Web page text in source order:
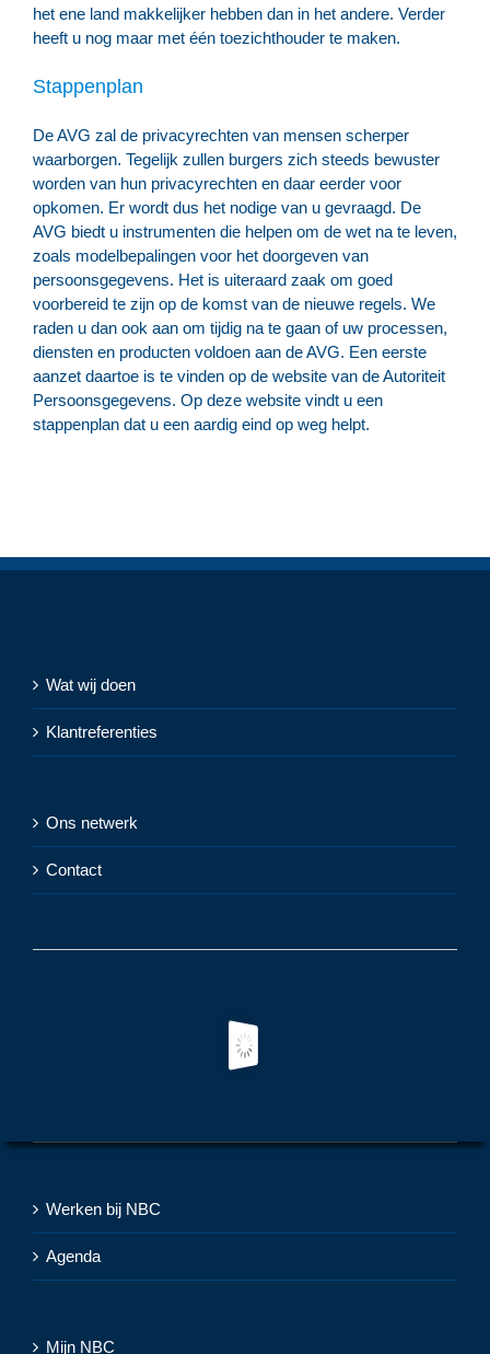
het ene land makkelijker hebben dan in het andere. Verder
heeft u nog maar met één toezichthouder te maken.
Stappenplan
De AVG zal de privacyrechten van mensen scherper
waarborgen. Tegelijk zullen burgers zich steeds bewuster
worden van hun privacyrechten en daar eerder voor
opkomen. Er wordt dus het nodige van u gevraagd. De
AVG biedt u instrumenten die helpen om de wet na te leven,
zoals modelbepalingen voor het doorgeven van
persoonsgegevens. Het is uiteraard zaak om goed
voorbereid te zijn op de komst van de nieuwe regels. We
raden u dan ook aan om tijdig na te gaan of uw processen,
diensten en producten voldoen aan de AVG. Een eerste
aanzet daartoe is te vinden op de website van de Autoriteit
Persoonsgegevens. Op deze website vindt u een
stappenplan dat u een aardig eind op weg helpt.
Wat wij doen
Klantreferenties
Ons netwerk
Contact
Werken bij NBC
Agenda
Mijn NBC